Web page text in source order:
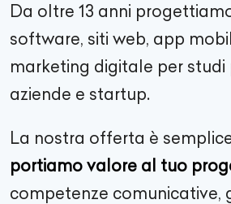
Da oltre 13 anni
software, siti web, app
marketing digitale per studi
aziende e startup.
La nostra offerta è
portiamo valore al tuo
competenze comunicative,